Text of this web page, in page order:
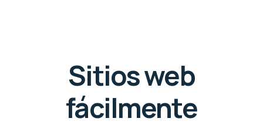
Sitios web
fácilmente